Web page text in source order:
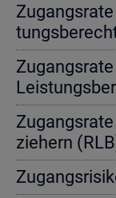
zie­hern